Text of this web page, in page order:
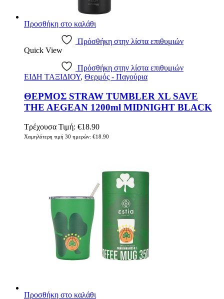
Προσθήκη στο καλάθι
Πρόσθήκη στην λίστα επιθυμιών
Quick View
Πρόσθήκη στην λίστα επιθυμιών
ΕΙΔΗ ΤΑΞΙΔΙΟΥ, Θερμός - Παγούρια
ΘΕΡΜΟΣ STRAW TUMBLER XL SAVE
THE AEGEAN 1200ml MIDNIGHT BLACK
Τρέχουσα Τιμή: €18.90
Χαμηλότερη τιμή 30 ημερών: €18.90
Προσθήκη στο καλάθι